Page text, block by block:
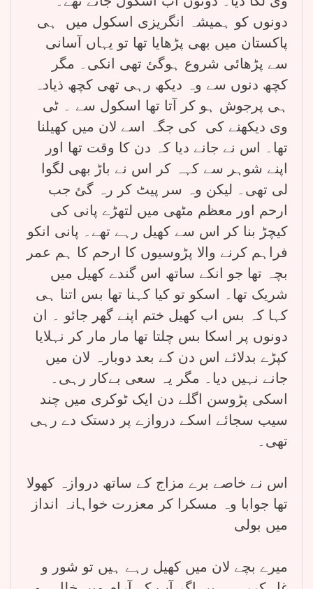
دونوں کو ہمیشہ انگریزی اسکول میں ہی
پاکستان میں بھی پڑھایا تھا تو یہاں آسانی
سے پڑھائی شروع ہوگئ تھی انکی۔ مگر
کچھ دنوں سے وہ دیکھ رہی تھی کچھ ذیادہ
ہی پرجوش ہو کر آتا تھا اسکول سے ۔ ٹی
وی دیکھنے کی کی جگہ اسے لان میں کھیلنا
تھا۔ اس نے جانے دیا کہ دن کا وقت تھا اور
اپنے شوہر سے کہہ کر اس نے باڑ بھی لگوا
لی تھی۔ لیکن وہ سر پیٹ کر رہ گئ جب
ارحم اور معظم مٹھی میں لتھڑے پانی کی
کیچڑ بنا کر اس سے کھیل رہے تھے۔ پانی انکو
فراہم کرنے والا پڑوسیوں کا ارحم کا ہم عمر
بچہ تھا جو انکے ساتھ اس گندے کھیل میں
شریک تھا۔ اسکو تو کیا کہنا تھا بس اتنا ہی
کہا کہ بس اب کھیل ختم اپنے گھر جائو ۔ ان
دونوں پر اسکا بس چلتا تھا مار مار کر نہلایا
کپڑے بدلائے اس دن کے بعد دوبارہ لان میں
جانے نہیں دیا۔ مگر یہ سعی بےکار رہی۔
اسکی پڑوسن اگلے دن ایک ٹوکری میں چند
سیب سجائے اسکے دروازے پر دستک دے رہی
تھی۔
اس نے خاصے برے مزاج کے ساتھ دروازہ کھولا
تھا جوابا وہ مسکرا کر معزرت خواہانہ انداز
میں بولی
میرے بچے لان میں کھیل رہے ہیں تو شور و